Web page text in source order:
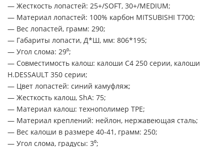
— Жесткость лопастей: 25+/SOFT, 30+/MEDIUM;
— Материал лопастей: 100% карбон MITSUBISHI T700;
— Вес лопастей, грамм: 290;
— Габариты лопасти, Д*Ш, мм: 806*195;
— Угол слома: 29⁰;
— Совместимость калош: калоши C4 250 серии, калоши
H.DESSAULT 350 серии;
— Цвет лопастей: синий камуфляж;
— Жесткость калош, ShA: 75;
— Материал калош: технополимер TPE;
— Материал креплений: нейлон, нержавеющая сталь;
— Вес калоши в размере 40-41, грамм: 250;
— Угол слома, градусы: 3⁰;